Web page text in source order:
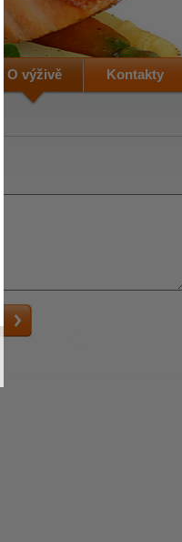
O výživě Kontakty